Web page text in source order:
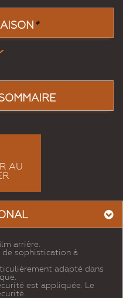
*
AU
arrière.
de sophistication à
adapté dans
est appliquée. Le